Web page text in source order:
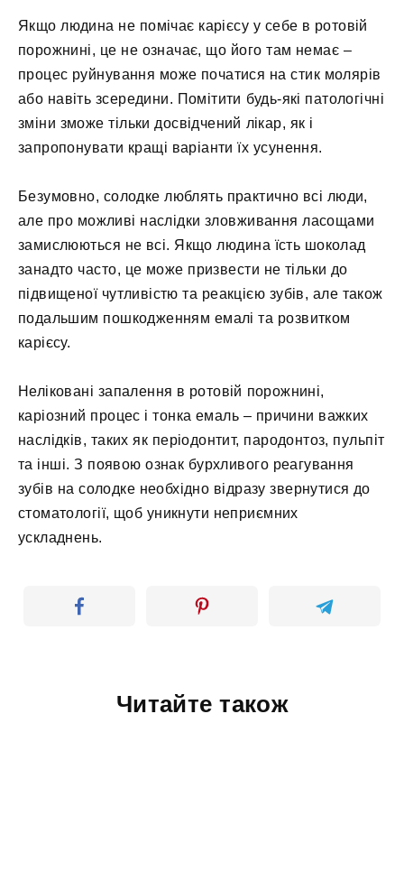
Якщо людина не помічає карієсу у себе в ротовій
порожнині, це не означає, що його там немає –
процес руйнування може початися на стик молярів
або навіть зсередини. Помітити будь-які патологічні
зміни зможе тільки досвідчений лікар, як і
запропонувати кращі варіанти їх усунення.
Безумовно, солодке люблять практично всі люди,
але про можливі наслідки зловживання ласощами
замислюються не всі. Якщо людина їсть шоколад
занадто часто, це може призвести не тільки до
підвищеної чутливістю та реакцією зубів, але також
подальшим пошкодженням емалі та розвитком
карієсу.
Неліковані запалення в ротовій порожнині,
каріозний процес і тонка емаль – причини важких
наслідків, таких як періодонтит, пародонтоз, пульпіт
та інші. З появою ознак бурхливого реагування
зубів на солодке необхідно відразу звернутися до
стоматології, щоб уникнути неприємних
ускладнень.
Читайте також